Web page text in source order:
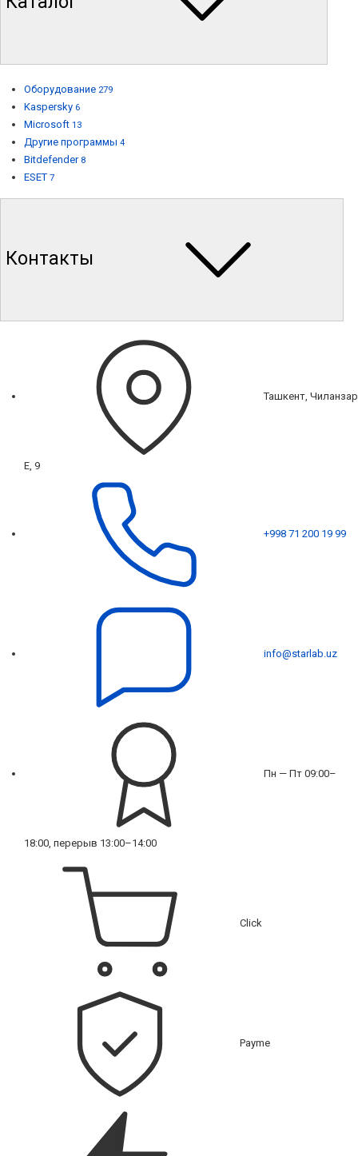
Оборудование 279
Kaspersky 6
Microsoft 13
Другие программы 4
Bitdefender 8
ESET 7
Контакты
Ташкент, Чиланзар
Е, 9
+998 71 200 19 99
info@starlab.uz
Пн — Пт 09:00–
18:00, перерыв 13:00–14:00
Click
Payme